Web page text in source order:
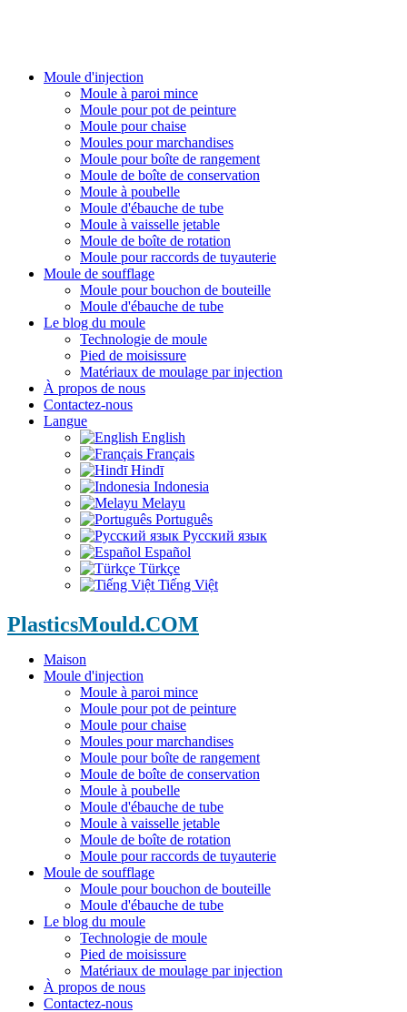
Moule d'injection
Moule à paroi mince
Moule pour pot de peinture
Moule pour chaise
Moules pour marchandises
Moule pour boîte de rangement
Moule de boîte de conservation
Moule à poubelle
Moule d'ébauche de tube
Moule à vaisselle jetable
Moule de boîte de rotation
Moule pour raccords de tuyauterie
Moule de soufflage
Moule pour bouchon de bouteille
Moule d'ébauche de tube
Le blog du moule
Technologie de moule
Pied de moisissure
Matériaux de moulage par injection
À propos de nous
Contactez-nous
Langue
English
Français
Hindī
Indonesia
Melayu
Português
Русский язык
Español
Türkçe
Tiếng Việt
PlasticsMould.COM
Maison
Moule d'injection
Moule à paroi mince
Moule pour pot de peinture
Moule pour chaise
Moules pour marchandises
Moule pour boîte de rangement
Moule de boîte de conservation
Moule à poubelle
Moule d'ébauche de tube
Moule à vaisselle jetable
Moule de boîte de rotation
Moule pour raccords de tuyauterie
Moule de soufflage
Moule pour bouchon de bouteille
Moule d'ébauche de tube
Le blog du moule
Technologie de moule
Pied de moisissure
Matériaux de moulage par injection
À propos de nous
Contactez-nous